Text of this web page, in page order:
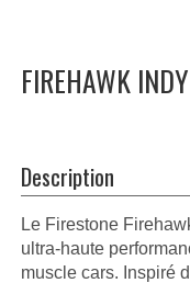
FIREHAWK
Description
Le Firestone
ultra‑haute
muscle cars. Inspiré